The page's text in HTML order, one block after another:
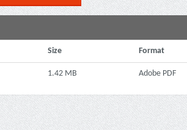
Size Format
1.42 MB Adobe PDF